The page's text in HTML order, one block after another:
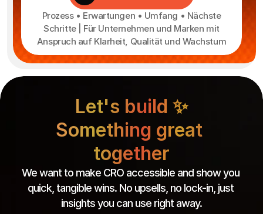
Prozess • Erwartungen • Umfang • Nächste
Schritte | Für Unternehmen und Marken mit
Anspruch auf Klarheit, Qualität und Wachstum
Let's build ✨
Something great
together
We want to make CRO accessible and show you
quick, tangible wins. No upsells, no lock-in, just
insights you can use right away.